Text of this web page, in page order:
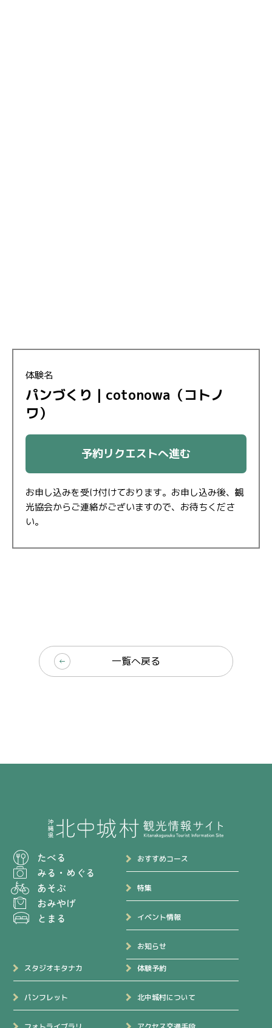
体験名
パンづくり｜cotonowa（コトノ
ワ）
予約リクエストへ進む
お申し込みを受け付けております。お申し込み後、観
光協会からご連絡がございますので、お待ちくださ
い。
一覧へ戻る
たべる
みる ・ めぐる
あそぶ
おみやげ
とまる
おすすめコース
特集
イベント情報
お知らせ
スタジオキタナカ
パンフレット
体験予約
北中城村について